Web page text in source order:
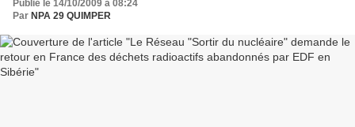
Publié le 14/10/2009 à 08:24
Par NPA 29 QUIMPER